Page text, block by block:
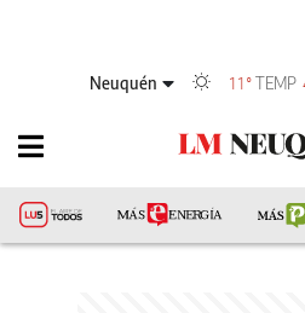
Neuquén 11°TEMP